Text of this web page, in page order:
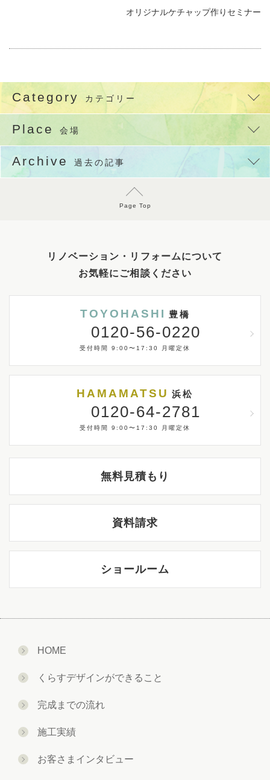
オリジナルケチャップ作りセミナー
Category カテゴリー
Place 会場
Archive 過去の記事
Page Top
リノベーション・リフォームについて
お気軽にご相談ください
TOYOHASHI 豊橋
0120-56-0220
受付時間 9:00〜17:30 月曜定休
HAMAMATSU 浜松
0120-64-2781
受付時間 9:00〜17:30 月曜定休
無料見積もり
資料請求
ショールーム
HOME
くらすデザインができること
完成までの流れ
施工実績
お客さまインタビュー